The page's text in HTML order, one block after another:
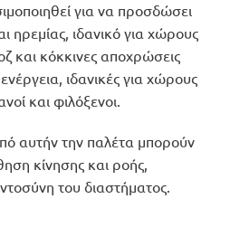
για να προσδώσει
ηρεμίας, ιδανικό για χώρους
και κόκκινες αποχρώσεις
ιδανικές για χώρους
και φιλόξενοι.
αυτήν την παλέτα μπορούν
κίνησης και ροής,
του διαστήματος.